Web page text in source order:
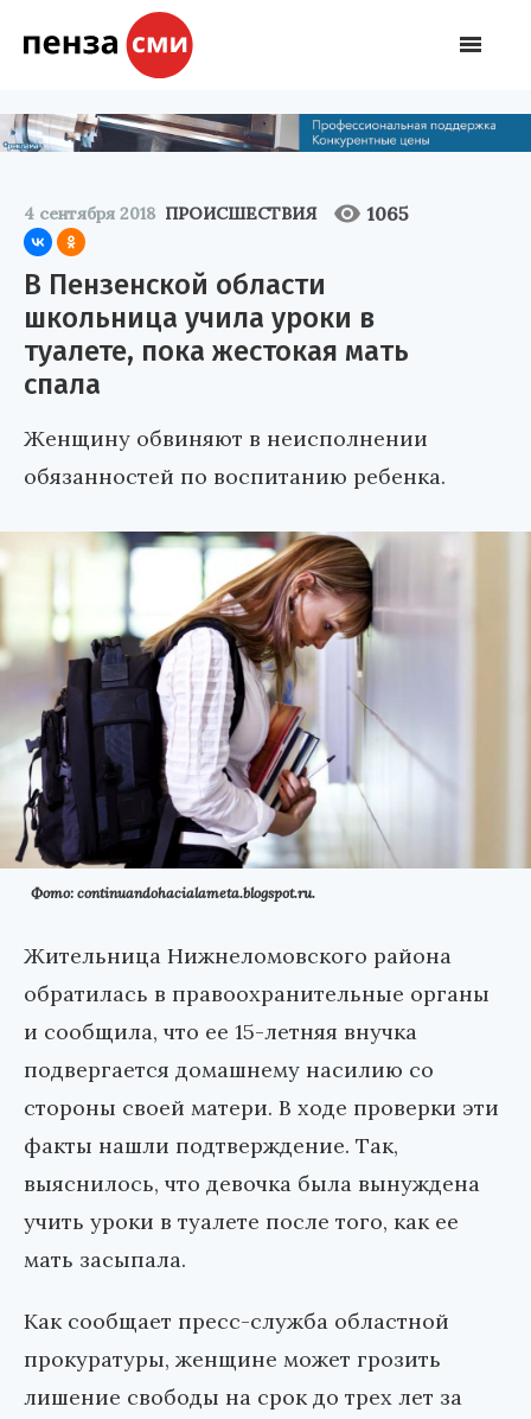
4 сентября 2018 ПРОИСШЕСТВИЯ 1065
В Пензенской области
школьница учила уроки в
туалете, пока жестокая мать
спала
Женщину обвиняют в неисполнении
обязанностей по воспитанию ребенка.
Фото: continuandohacialameta.blogspot.ru.
Жительница Нижнеломовского района
обратилась в правоохранительные органы
и сообщила, что ее 15-летняя внучка
подвергается домашнему насилию со
стороны своей матери. В ходе проверки эти
факты нашли подтверждение. Так,
выяснилось, что девочка была вынуждена
учить уроки в туалете после того, как ее
мать засыпала.
Как сообщает пресс-служба областной
прокуратуры, женщине может грозить
лишение свободы на срок до трех лет за